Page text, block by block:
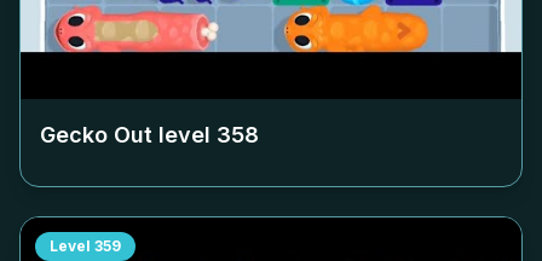
Gecko Out level 358
Level 359